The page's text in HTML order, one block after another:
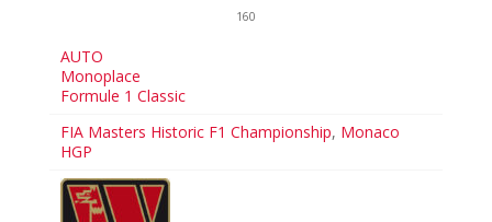
160
AUTO
Monoplace
Formule 1 Classic
FIA Masters Historic F1 Championship, Monaco
HGP